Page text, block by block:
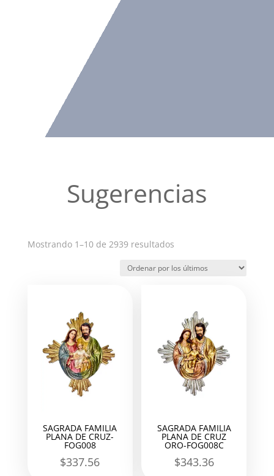
Sugerencias
Mostrando 1–10 de 2939 resultadosOrdenado
los
SAGRADA FAMILIA
PLANA DE CRUZ-
FOG008
$337.56
SAGRADA FAMILIA
PLANA DE CRUZ
ORO-FOG008C
$343.36